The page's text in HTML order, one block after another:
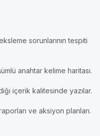
sorunlarının tespiti
anahtar kelime haritası.
içerik kalitesinde yazılar.
ve aksiyon planları.